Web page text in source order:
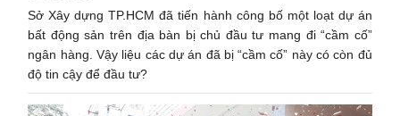
Sở Xây dựng TP.HCM đã tiến hành công bố một loạt dự án
bất động sản trên địa bàn bị chủ đầu tư mang đi “cầm cố”
ngân hàng. Vậy liệu các dự án đã bị “cầm cố” này có còn đủ
độ tin cậy để đầu tư?